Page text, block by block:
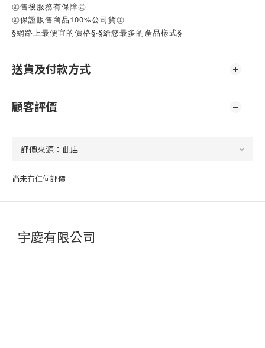
㊣售後服務有保障㊣
㊣保證販售商品100%公司貨㊣
§網路上最便宜的價格§‧§給您最多的產品樣式§
送貨及付款方式
顧客評價
尚未有任何評價
宇慶有限公司